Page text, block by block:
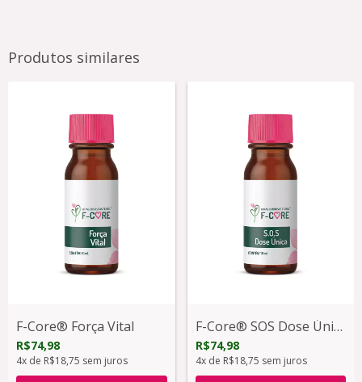
Produtos similares
F-Core® Força Vital
R$74,98
4x de R$18,75 sem juros
F-Core® SOS Dose Única
R$74,98
4x de R$18,75 sem juros